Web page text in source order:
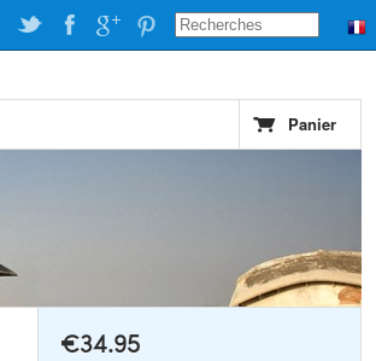
Panier
€34.95